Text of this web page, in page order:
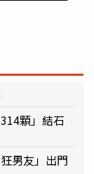
顆」結石
男友」出門